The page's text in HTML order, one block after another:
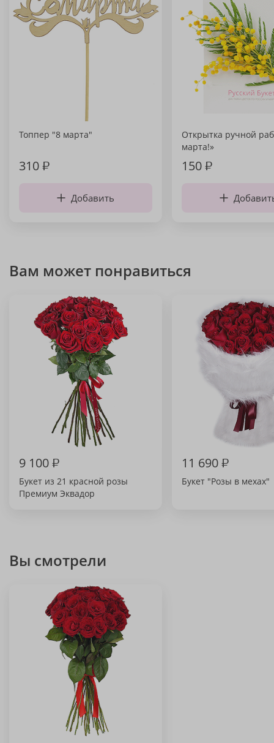
Топпер "8 марта"
310₽
Добавить
Открытка ручной
марта!»
150₽
Вам может понравиться
9 100₽
Букет из 21 красной розы
Премиум Эквадор
11 690₽
Букет "Розы в мехах"
Вы смотрели